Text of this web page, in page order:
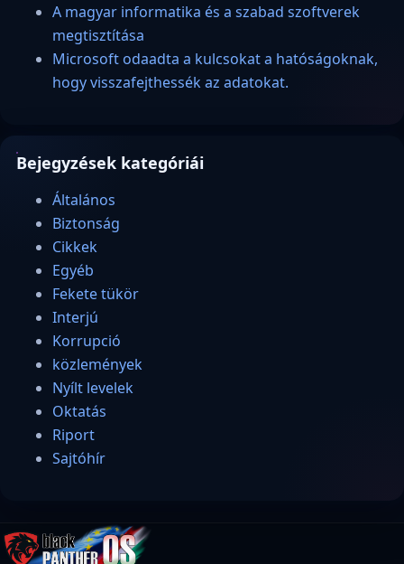
A magyar informatika és a szabad szoftverek
megtisztítása
Microsoft odaadta a kulcsokat a hatóságoknak,
hogy visszafejthessék az adatokat.
Bejegyzések kategóriái
Általános
Biztonság
Cikkek
Egyéb
Fekete tükör
Interjú
Korrupció
közlemények
Nyílt levelek
Oktatás
Riport
Sajtóhír